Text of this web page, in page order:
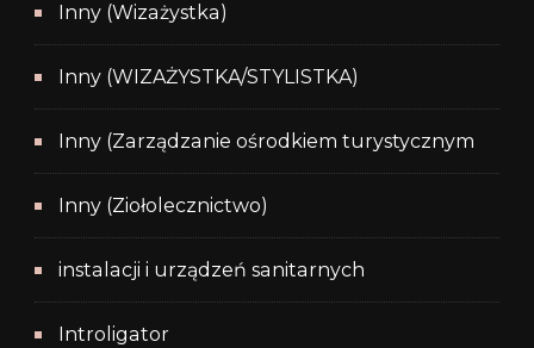
Inny (Wizażystka)
Inny (WIZAŻYSTKA/STYLISTKA)
Inny (Zarządzanie ośrodkiem turystycznym
Inny (Ziołolecznictwo)
instalacji i urządzeń sanitarnych
Introligator